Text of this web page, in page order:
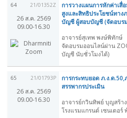
64 21/01352Z
26 ส.ค. 2569
09.00-16.30
การวางแผนการหักค่าเ
สูงและสิทธิประโยชน์ทา
บัญชี ผู้สอบบัญชี (จัดอบร
อาจารย์สุเทพ พงษ์พิทักษ์
จัดอบรมออนไลน์ผ่าน
บัญชี นับชั่วโมงได้)
65 21/01793P
26 ส.ค. 2569
09.00-16.30
การกระทบยอด ภ.ง.ด
สรรพากรประเมิน
อาจารย์กวินทิพย์ บุญสร้าง
โรงแรมแกรนด์ เซนเตอร์